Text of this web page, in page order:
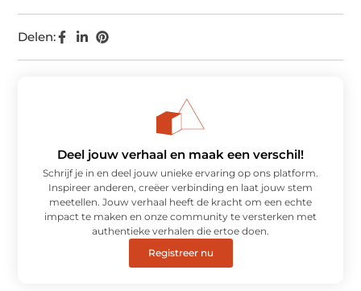
Delen:
Deel jouw verhaal en maak een verschil!
Schrijf je in en deel jouw unieke ervaring op ons platform.
Inspireer anderen, creëer verbinding en laat jouw stem
meetellen. Jouw verhaal heeft de kracht om een echte
impact te maken en onze community te versterken met
authentieke verhalen die ertoe doen.
Registreer nu